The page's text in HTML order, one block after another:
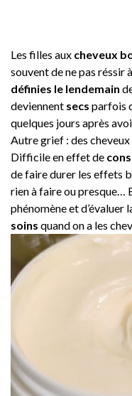
Les filles aux cheveux
souvent de ne pas réssir à
définies le lendemain
deviennent secs parfois
quelques jours après
Autre grief : des
Difficile en effet de
de faire durer les effets
rien à faire ou presque…
phénomène et d’évaluer
soins quand on a les